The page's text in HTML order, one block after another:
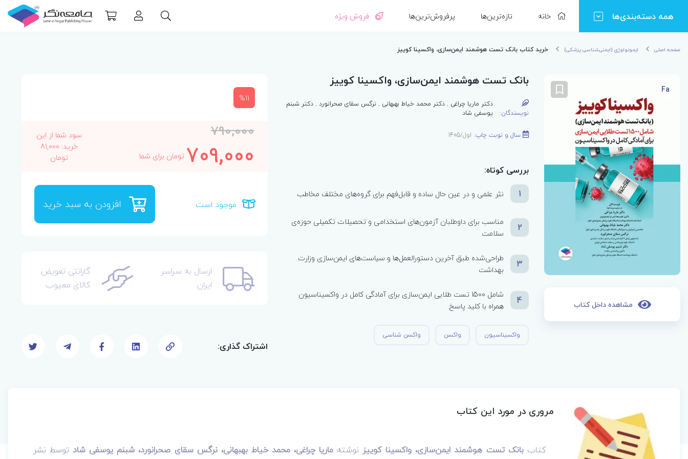
همه دسته‌بندی‌ها خانه تازه‌ترین‌ها پرفروش‌ترین‌ها فروش ویژه
صفحه اصلی ایمونولوژی (ایمنی‌شناسی پزشکی) خرید کتاب بانک تست هوشمند ایمن‌سازی، واکسینا کوییز
Fa
مشاهده داخل کتاب
بانک تست هوشمند ایمن‌سازی، واکسینا کوییز
نویسندگان:
دکتر ماریا چراغی ,دکتر محمد خیاط بهبهانی , نرگس سقای صحرانورد ,دکتر شبنم
یوسفی شاد
سال و نوبت چاپ: اول/1405
بررسی کوتاه:
1
نثر علمی و در عین حال ساده و قابل‌فهم برای گروه‌های مختلف مخاطب
2
مناسب برای داوطلبان آزمون‌های استخدامی و تحصیلات تکمیلی حوزه‌ی
سلامت
3
طراحی‌شده طبق آخرین دستورالعمل‌ها و سیاست‌های ایمن‌سازی وزارت
بهداشت
4
شامل 1500 تست طلایی ایمن‌سازی برای آمادگی کامل در واکسیناسیون
همراه با کلید پاسخ
واکسیناسیون واکسن واکسن شناسی
%11
790,000
709,000 تومان برای شما
سود شما از این
خرید: 81,000
تومان
موجود است افزودن به سبد خرید
ارسال به سراسر
ایران
گارانتی تعویض
کالای معیوب
اشتراک گذاری:
مروری در مورد این کتاب
کتاببانک تست هوشمند ایمن‌سازی، واکسینا کوییزنوشته ماریا چراغی، محمد خیاط بهبهانی، نرگس سقای صحرانورد، شبنم یوسفی شاد توسط نشر